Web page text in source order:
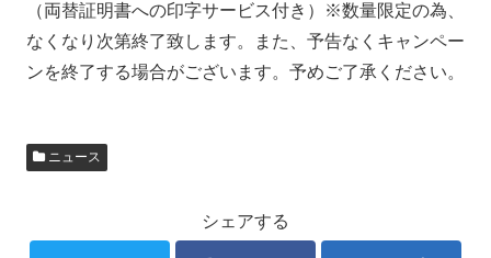
（両替証明書への印字サービス付き）※数量限定の為、
なくなり次第終了致します。また、予告なくキャンペー
ンを終了する場合がございます。予めご了承ください。
ニュース
シェアする